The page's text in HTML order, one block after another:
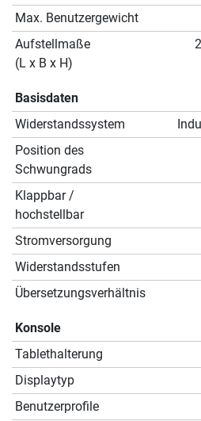
Max. Benutzergewicht
Aufstellmaße
(L x B x H)
Basisdaten
Widerstandssystem
Position des
Schwungrads
Klappbar /
hochstellbar
Stromversorgung
Widerstandsstufen
Übersetzungsverhältnis
Konsole
Tablethalterung
Displaytyp
Benutzerprofile